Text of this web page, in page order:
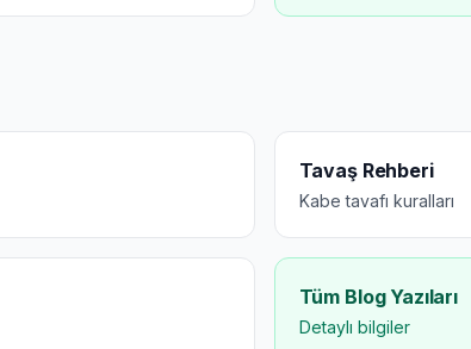
Tavaş Rehberi
Kabe tavafı kuralları
Tüm Blog Yazıları
Detaylı bilgiler